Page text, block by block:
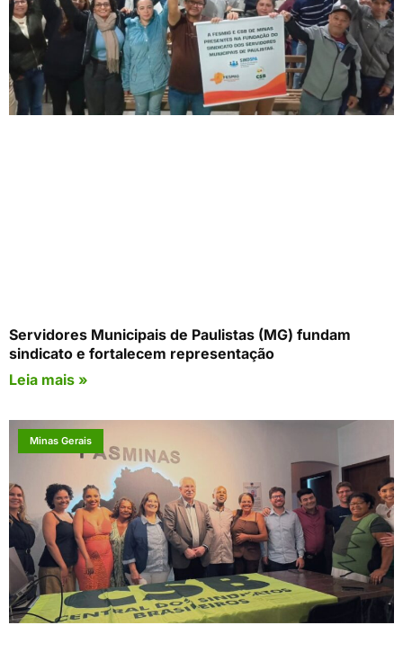
Servidores Municipais de Paulistas (MG) fundam
sindicato e fortalecem representação
Leia mais »
Minas Gerais